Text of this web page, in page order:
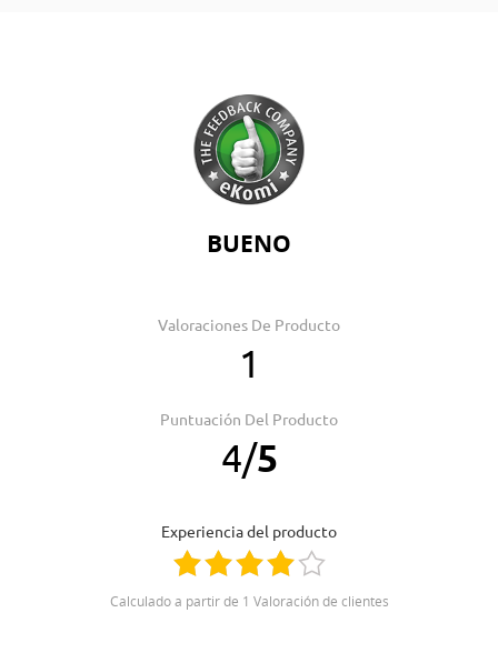
BUENO
Valoraciones De Producto
1
Puntuación Del Producto
4/5
Experiencia del producto
Calculado a partir de 1 Valoración de clientes